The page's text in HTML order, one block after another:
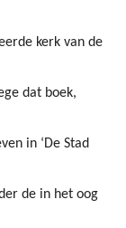
kerk van de
dat boek,
in ‘De Stad
de in het oog